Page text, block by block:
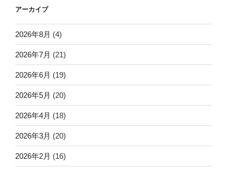
アーカイブ
2026年8月 (4)
2026年7月 (21)
2026年6月 (19)
2026年5月 (20)
2026年4月 (18)
2026年3月 (20)
2026年2月 (16)